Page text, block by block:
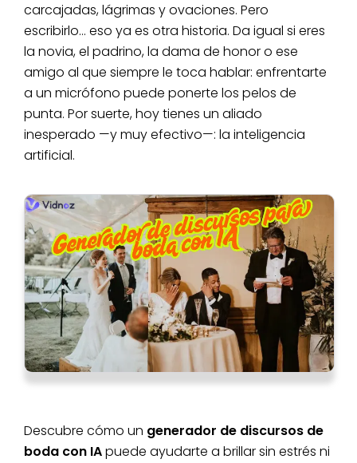
carcajadas, lágrimas y ovaciones. Pero
escribirlo… eso ya es otra historia. Da igual si eres
la novia, el padrino, la dama de honor o ese
amigo al que siempre le toca hablar: enfrentarte
a un micrófono puede ponerte los pelos de
punta. Por suerte, hoy tienes un aliado
inesperado —y muy efectivo—: la inteligencia
artificial.
Descubre cómo un generador de discursos de
boda con IApuede ayudarte a brillar sin estrés ni